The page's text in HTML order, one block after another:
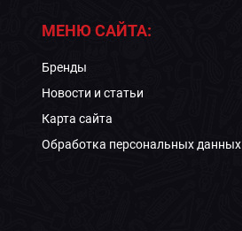
МЕНЮ САЙТА:
Бренды
Новости и статьи
Карта сайта
Обработка персональных данных